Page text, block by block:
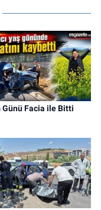
Günü Facia ile Bitti